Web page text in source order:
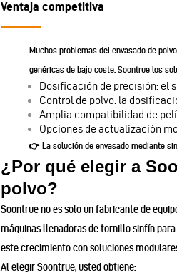
Ventaja competitiva
Muchos problemas del envasado de
genéricas de bajo coste. Soontrue los
Dosificación de precisión: el
Control de polvo: la
Amplia compatibilidad de
Opciones de actualización
👉 La solución de envasado mediante
¿Por qué elegir a
polvo?
Soontrue no es solo un fabricante de
máquinas llenadoras de tornillo sinfín
este crecimiento con soluciones
Al elegir Soontrue, usted obtiene: